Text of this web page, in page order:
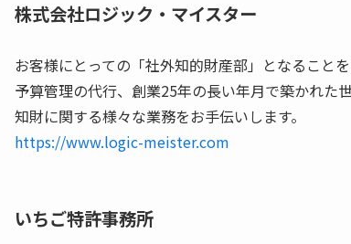
株式会社ロジック・マイスター
お客様にとっての「社外知的財産部」となること
予算管理の代行、創業25年の長い年月で築かれた
知財に関する様々な業務をお手伝いします。
https://www.logic-meister.com
いちご特許事務所